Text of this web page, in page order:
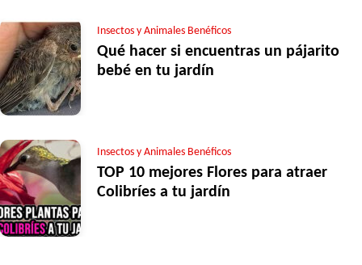
Insectos y Animales Benéficos
Qué hacer si encuentras un pájarito
bebé en tu jardín
Insectos y Animales Benéficos
TOP 10 mejores Flores para atraer
Colibríes a tu jardín